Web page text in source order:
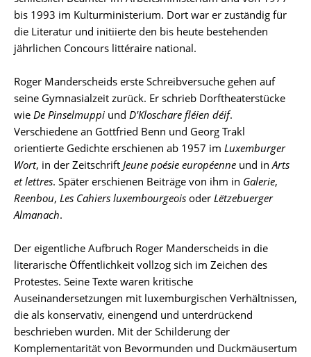
bis 1993 im Kulturministerium. Dort war er zuständig für
die Literatur und initiierte den bis heute bestehenden
jährlichen Concours littéraire national.
Roger Manderscheids erste Schreibversuche gehen auf
seine Gymnasialzeit zurück. Er schrieb Dorftheaterstücke
wie De Pinselmuppi und D'Kloschare fléien déif.
Verschiedene an Gottfried Benn und Georg Trakl
orientierte Gedichte erschienen ab 1957 im Luxemburger
Wort, in der Zeitschrift Jeune poésie européenne und inArts
et lettres. Später erschienen Beiträge von ihm in Galerie,
Reenbou, Les Cahiers luxembourgeois oder Lëtzebuerger
Almanach.
Der eigentliche Aufbruch Roger Manderscheids in die
literarische Öffentlichkeit vollzog sich im Zeichen des
Protestes. Seine Texte waren kritische
Auseinandersetzungen mit luxemburgischen Verhältnissen,
die als konservativ, einengend und unterdrückend
beschrieben wurden. Mit der Schilderung der
Komplementarität von Bevormunden und Duckmäusertum